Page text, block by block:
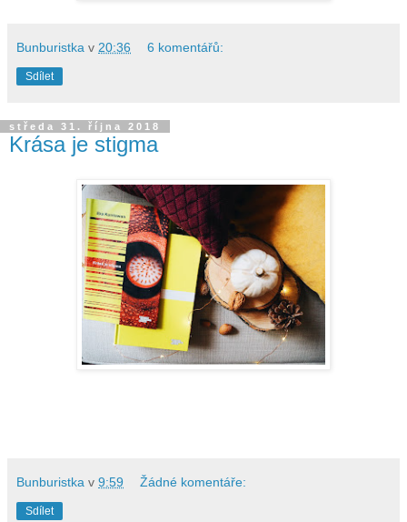
Bunburistka v 20:36 6 komentářů:
Sdílet
středa 31. října 2018
Krása je stigma
Bunburistka v 9:59 Žádné komentáře:
Sdílet